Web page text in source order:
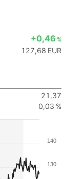
+0,46 %
127,68 EUR
21,37
0,03 %
130
140